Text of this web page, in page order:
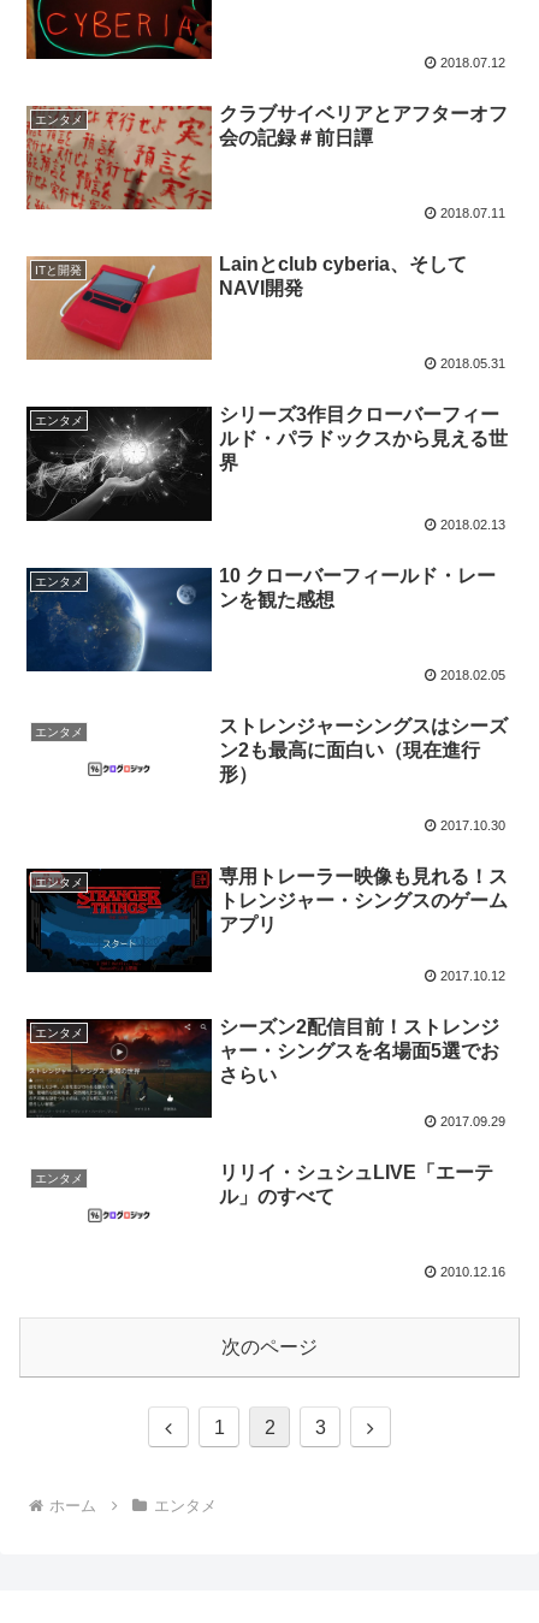
2018.07.12
エンタメ
クラブサイベリアとアフターオフ
会の記録＃前日譚
2018.07.11
ITと開発
Lainとclub cyberia、そして
NAVI開発
2018.05.31
エンタメ
シリーズ3作目クローバーフィー
ルド・パラドックスから見える世
界
2018.02.13
エンタメ
10 クローバーフィールド・レー
ンを観た感想
2018.02.05
エンタメ
ストレンジャーシングスはシーズ
ン2も最高に面白い（現在進行
形）
2017.10.30
エンタメ
専用トレーラー映像も見れる！ス
トレンジャー・シングスのゲーム
アプリ
2017.10.12
エンタメ
シーズン2配信目前！ストレンジ
ャー・シングスを名場面5選でお
さらい
2017.09.29
エンタメ
リリイ・シュシュLIVE「エーテ
ル」のすべて
2010.12.16
次のページ
前
1 2 3
次
ホーム エンタメ